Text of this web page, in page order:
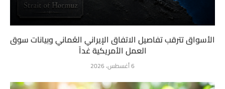
الأسواق تترقب تفاصيل الاتفاق الإيراني العُماني وبيانات سوق
العمل الأمريكية غداً
6 أغسطس، 2026